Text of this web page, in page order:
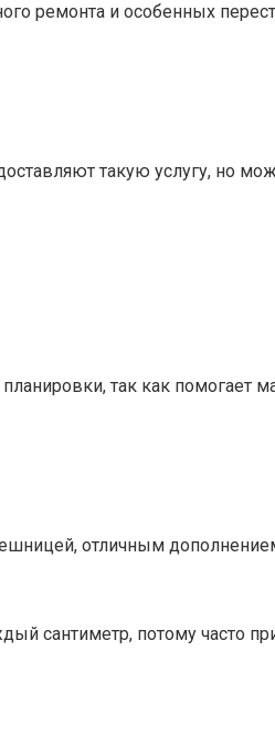
ремонта и особенных
такую услугу, но
так как
отличным
сантиметр, потому часто